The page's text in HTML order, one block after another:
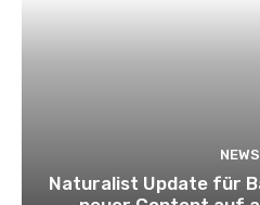
NEWS
Naturalist Update für